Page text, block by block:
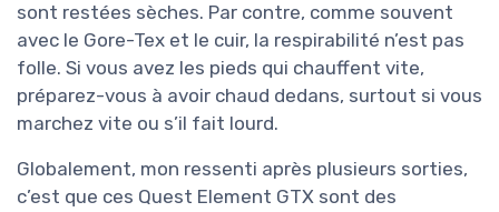
sont restées sèches. Par contre, comme souvent
avec le Gore-Tex et le cuir, la respirabilité n’est pas
folle. Si vous avez les pieds qui chauffent vite,
préparez-vous à avoir chaud dedans, surtout si vous
marchez vite ou s’il fait lourd.
Globalement, mon ressenti après plusieurs sorties,
c’est que ces Quest Element GTX sont des